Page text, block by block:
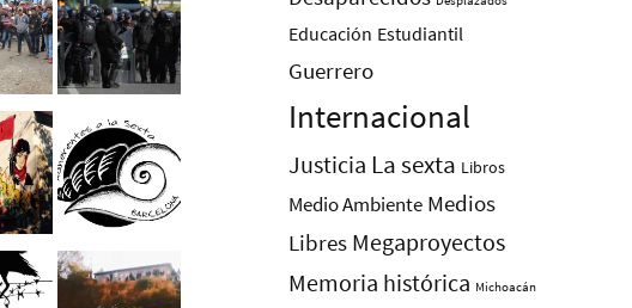
Educación Estudiantil
Guerrero
Internacional
Justicia La sexta Libros
Medio Ambiente Medios
Libres Megaproyectos
Memoria histórica Michoacán